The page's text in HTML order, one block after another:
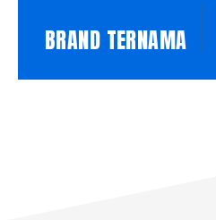
BRAND TERNAMA